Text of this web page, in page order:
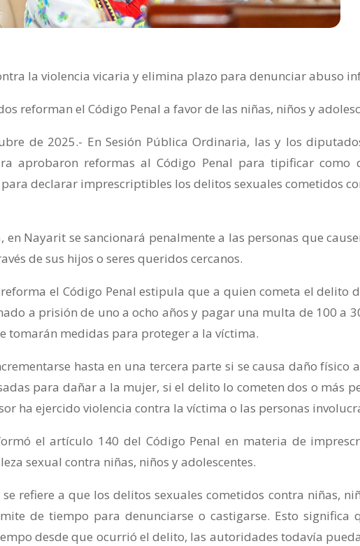
la violencia vicaria y elimina plazo para denunciar abuso
reforman el Código Penal a favor de las niñas, niños y
de 2025.- En Sesión Pública Ordinaria, las y los
aprobaron reformas al Código Penal para tipificar como
declarar imprescriptibles los delitos sexuales cometidos
en Nayarit se sancionará penalmente a las personas que
de sus hijos o seres queridos cercanos.
el Código Penal estipula que a quien cometa el delito
a prisión de uno a ocho años y pagar una multa de 100 a
tomarán medidas para proteger a la víctima.
hasta en una tercera parte si se causa daño físico
para dañar a la mujer, si el delito lo cometen dos o más
ha ejercido violencia contra la víctima o las personas
el artículo 140 del Código Penal en materia de
sexual contra niñas, niños y adolescentes.
refiere a que los delitos sexuales cometidos contra niñas,
de tiempo para denunciarse o castigarse. Esto significa
desde que ocurrió el delito, las autoridades todavía